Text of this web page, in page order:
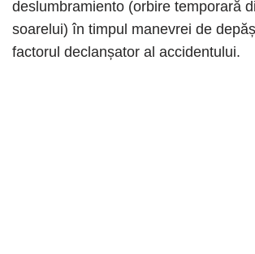
deslumbramiento (orbire temporară
soarelui) în timpul manevrei de
factorul declanșator al accidentului.